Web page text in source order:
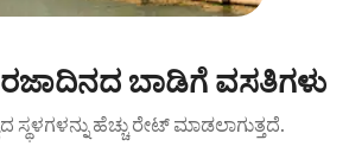
ಬಾಡಿಗೆ ವಸತಿಗಳು
ಸ್ಥಳಗಳನ್ನು ಹೆಚ್ಚು ರೇಟ್ ಮಾಡಲಾಗುತ್ತದೆ.